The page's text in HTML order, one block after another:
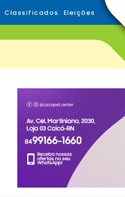
Classificados Eleições